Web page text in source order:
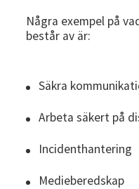
Några exempel på
består av är:
Säkra
Arbeta säkert på
Incidenthantering
Medieberedskap